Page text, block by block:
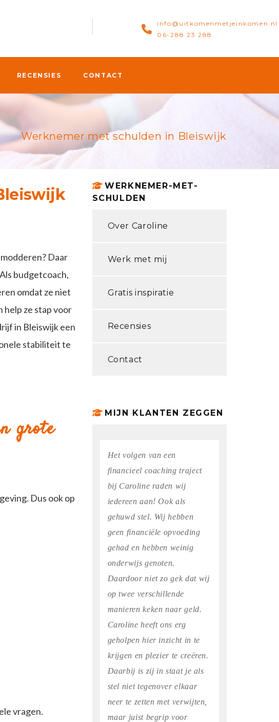
info@uitkomenmetjeinkomen.nl
06-288 23 288
RECENSIES CONTACT
Werknemer met schulden in Bleiswijk
Daar
budgetcoach,
omdat ze niet
help ze stap voor
in Bleiswijk een
stabiliteit te
grote
Dus ook op
vragen.
WERKNEMER-MET-
SCHULDEN
Over Caroline
Werk met mij
Gratis inspiratie
Recensies
Contact
MIJN KLANTEN ZEGGEN
Het volgen van een
financieel coaching traject
bij Caroline raden wij
iedereen aan! Ook als
gehuwd stel. Wij hebben
geen financiële opvoeding
gehad en hebben weinig
onderwijs genoten.
Daardoor niet zo gek dat wij
op twee verschillende
manieren keken naar geld.
Caroline heeft ons erg
geholpen hier inzicht in te
krijgen en plezier te creëren.
Daarbij is zij in staat je als
stel niet tegenover elkaar
neer te zetten met verwijten,
maar juist begrip voor